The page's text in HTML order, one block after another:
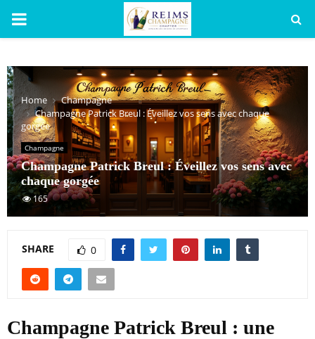
PRIMARY
Home
Champagne
Champagne Patrick Breul : Éveillez vos sens avec chaque
gorgée
Champagne
Champagne Patrick Breul : Éveillez vos sens avec
chaque gorgée
165
SHARE 0
Champagne Patrick Breul : une